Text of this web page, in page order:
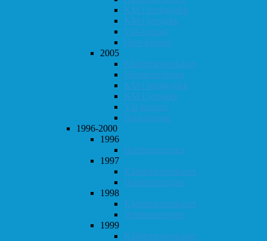
KM i hurtigsjakk
KM i lynsjakk
Vår-konrad
Høst-konrad
2005
Klubbmesterskapet
Høstturneringen
KM i hurtigsjakk
KM i lynsjakk
Vår-konrad
Høst-konrad
1996-2000
1996
Høstturneringen
1997
Klubbmesterskapet
Høstturneringen
1998
Klubbmesterskapet
Høstturneringen
1999
Klubbmesterskapet